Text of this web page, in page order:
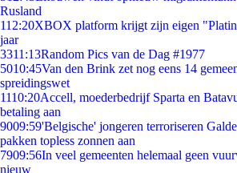
Rusland
112:20XBOX platform krijgt zijn eigen
jaar
3311:13Random Pics van de Dag #1977
5010:45Van den Brink zet nog eens 14
spreidingswet
1110:20Accell, moederbedrijf Sparta en
betaling aan
9009:59'Belgische' jongeren terroriseren
pakken topless zonnen aan
7909:56In veel gemeenten helemaal geen
nieuw